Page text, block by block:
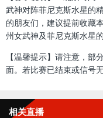
武神对阵菲尼克斯水星的
的朋友们，建议提前收藏
州女武神及菲尼克斯水星
【温馨提示】请注意，部
面。若比赛已结束或信号
相关直播